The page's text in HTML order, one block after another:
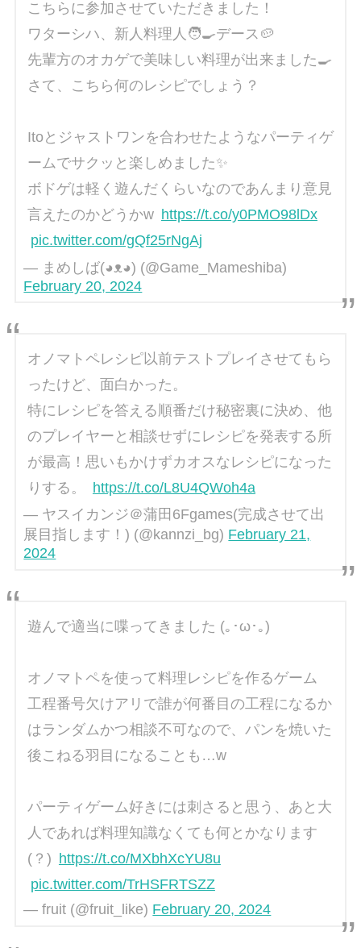
こちらに参加させていただきました！
ワターシハ、新人料理人🧑‍🍳デース🥔
先輩方のオカゲで美味しい料理が出来ました🍳
さて、こちら何のレシピでしょう？
Itoとジャストワンを合わせたようなパーティゲ
ームでサクッと楽しめました✨
ボドゲは軽く遊んだくらいなのであんまり意見
言えたのかどうかw https://t.co/y0PMO98lDx
pic.twitter.com/gQf25rNgAj
— まめしば(◕ᴥ◕) (@Game_Mameshiba)
February 20, 2024
オノマトペレシピ以前テストプレイさせてもら
ったけど、面白かった。
特にレシピを答える順番だけ秘密裏に決め、他
のプレイヤーと相談せずにレシピを発表する所
が最高！思いもかけずカオスなレシピになった
りする。
https://t.co/L8U4QWoh4a
— ヤスイカンジ＠蒲田6Fgames(完成させて出
展目指します！) (@kannzi_bg) February 21,
2024
遊んで適当に喋ってきました (｡･ω･｡)
オノマトペを使って料理レシピを作るゲーム
工程番号欠けアリで誰が何番目の工程になるか
はランダムかつ相談不可なので、パンを焼いた
後こねる羽目になることも…w
パーティゲーム好きには刺さると思う、あと大
人であれば料理知識なくても何とかなります
(？) https://t.co/MXbhXcYU8u
pic.twitter.com/TrHSFRTSZZ
— fruit (@fruit_like) February 20, 2024